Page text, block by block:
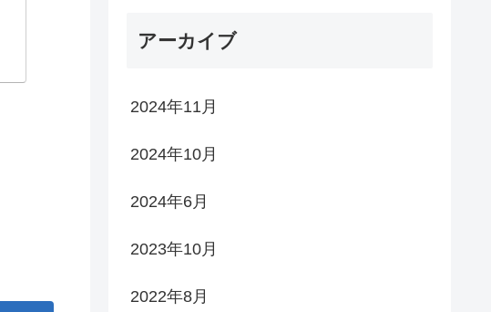
アーカイブ
2024年11月
2024年10月
2024年6月
2023年10月
2022年8月